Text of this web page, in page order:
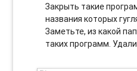
Закрыть такие
названия которых
Заметьте, из какой
таких программ.